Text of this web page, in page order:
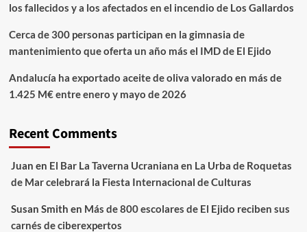
los fallecidos y a los afectados en el incendio de Los Gallardos
Cerca de 300 personas participan en la gimnasia de
mantenimiento que oferta un año más el IMD de El Ejido
Andalucía ha exportado aceite de oliva valorado en más de
1.425 M€ entre enero y mayo de 2026
Recent Comments
Juan en El Bar La Taverna Ucraniana en La Urba de Roquetas
de Mar celebrará la Fiesta Internacional de Culturas
Susan Smith en Más de 800 escolares de El Ejido reciben sus
carnés de ciberexpertos